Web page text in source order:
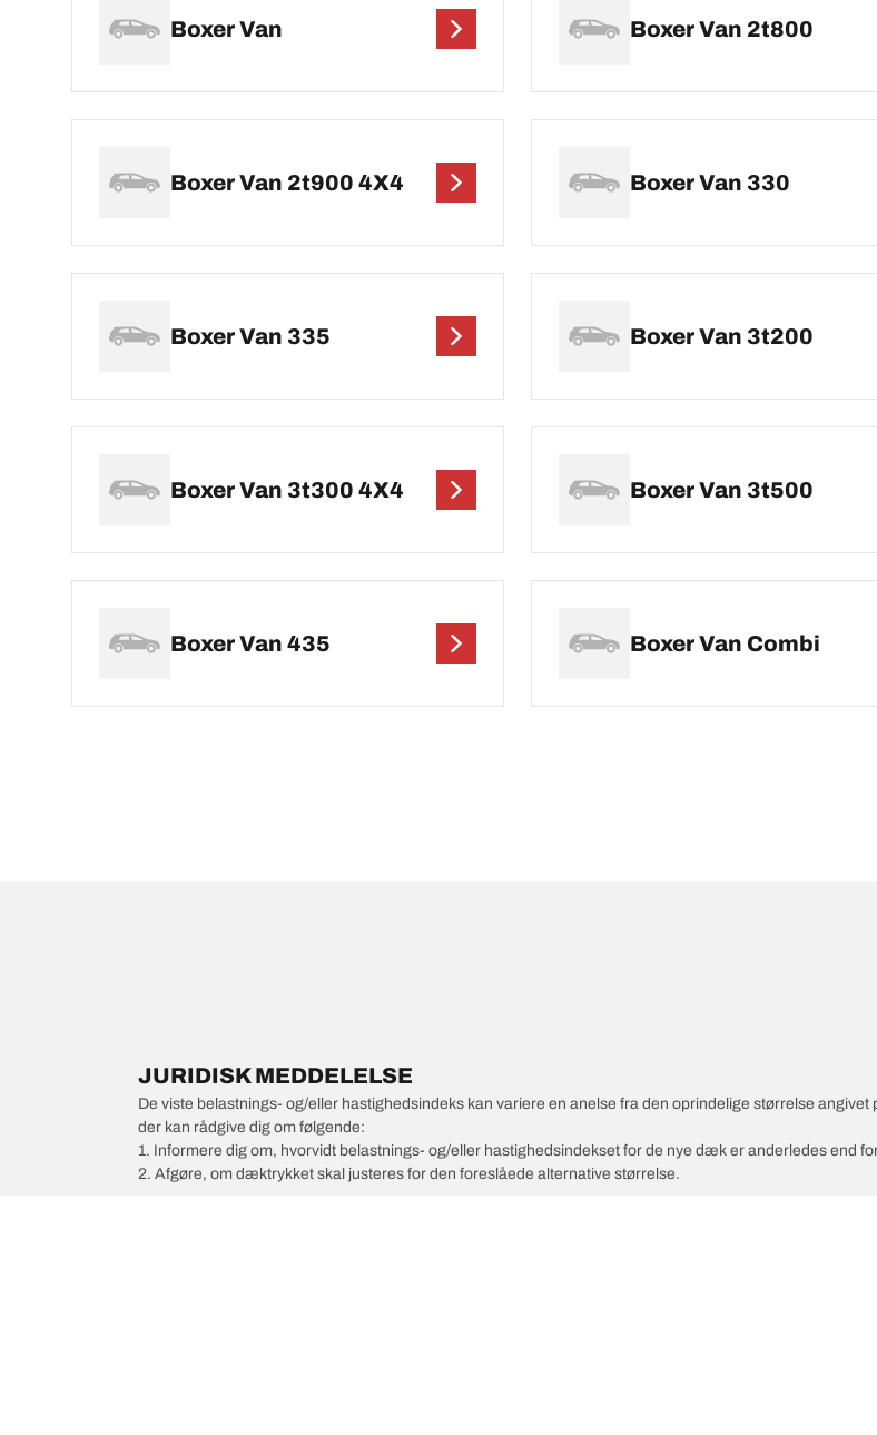
Boxer Van Boxer Van 2t800
Boxer Van 2t900 4X4 Boxer Van 330
Boxer Van 335 Boxer Van 3t200
Boxer Van 3t300 4X4 Boxer Van 3t500
Boxer Van 435 Boxer Van Combi
JURIDISK MEDDELELSE
De viste belastnings- og/eller hastighedsindeks kan variere en anelse fra den oprindelige størrelse
der kan rådgive dig om følgende:
1. Informere dig om, hvorvidt belastnings- og/eller hastighedsindekset for de nye dæk er anderledes end
2. Afgøre, om dæktrykket skal justeres for den foreslåede alternative størrelse.